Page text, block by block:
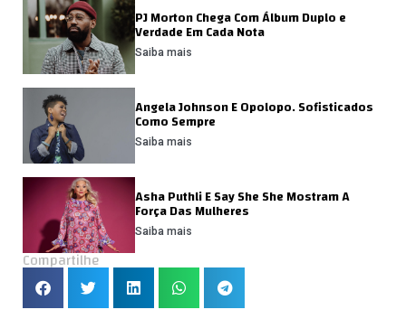
PJ Morton Chega Com Álbum Duplo e
Verdade Em Cada Nota
Saiba mais
Angela Johnson E Opolopo. Sofisticados
Como Sempre
Saiba mais
Asha Puthli E Say She She Mostram A
Força Das Mulheres
Saiba mais
Compartilhe